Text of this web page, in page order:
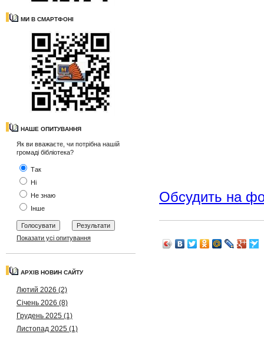
МИ В СМАРТФОНІ
НАШЕ ОПИТУВАННЯ
Як ви вважаєте, чи потрібна нашій
громаді бібліотека?
Так
Ні
Не знаю
Інше
Показати усі опитування
АРХІВ НОВИН САЙТУ
Лютий 2026 (2)
Січень 2026 (8)
Грудень 2025 (1)
Листопад 2025 (1)
Обсудить на